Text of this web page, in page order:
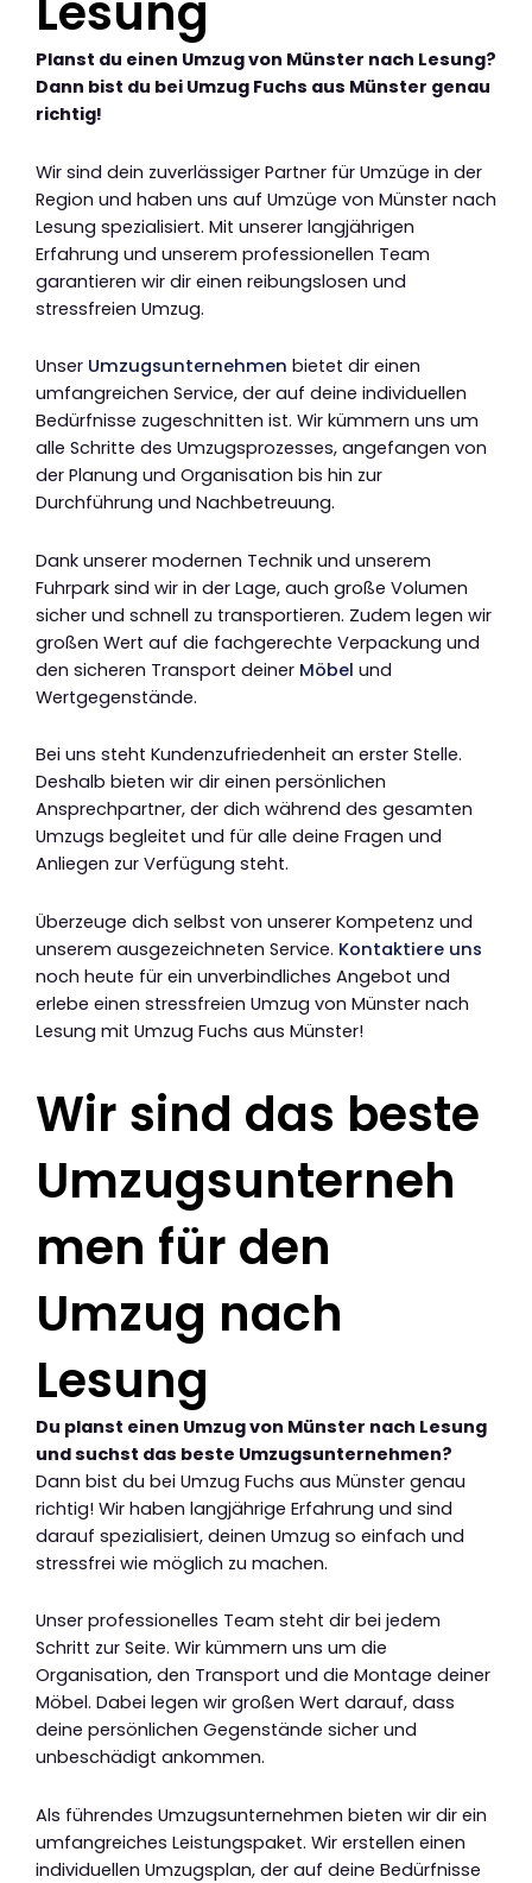
Lesung
Planst du einen Umzug von Münster nach Lesung?
Dann bist du bei Umzug Fuchs aus Münster genau
richtig!
Wir sind dein zuverlässiger Partner für Umzüge in der
Region und haben uns auf Umzüge von Münster nach
Lesung spezialisiert. Mit unserer langjährigen
Erfahrung und unserem professionellen Team
garantieren wir dir einen reibungslosen und
stressfreien Umzug.
Unser Umzugsunternehmen bietet dir einen
umfangreichen Service, der auf deine individuellen
Bedürfnisse zugeschnitten ist. Wir kümmern uns um
alle Schritte des Umzugsprozesses, angefangen von
der Planung und Organisation bis hin zur
Durchführung und Nachbetreuung.
Dank unserer modernen Technik und unserem
Fuhrpark sind wir in der Lage, auch große Volumen
sicher und schnell zu transportieren. Zudem legen wir
großen Wert auf die fachgerechte Verpackung und
den sicheren Transport deiner Möbel und
Wertgegenstände.
Bei uns steht Kundenzufriedenheit an erster Stelle.
Deshalb bieten wir dir einen persönlichen
Ansprechpartner, der dich während des gesamten
Umzugs begleitet und für alle deine Fragen und
Anliegen zur Verfügung steht.
Überzeuge dich selbst von unserer Kompetenz und
unserem ausgezeichneten Service. Kontaktiere uns
noch heute für ein unverbindliches Angebot und
erlebe einen stressfreien Umzug von Münster nach
Lesung mit Umzug Fuchs aus Münster!
Wir sind das beste
Umzugsunterneh
men für den
Umzug nach
Lesung
Du planst einen Umzug von Münster nach Lesung
und suchst das beste Umzugsunternehmen?
Dann bist du bei Umzug Fuchs aus Münster genau
richtig! Wir haben langjährige Erfahrung und sind
darauf spezialisiert, deinen Umzug so einfach und
stressfrei wie möglich zu machen.
Unser professionelles Team steht dir bei jedem
Schritt zur Seite. Wir kümmern uns um die
Organisation, den Transport und die Montage deiner
Möbel. Dabei legen wir großen Wert darauf, dass
deine persönlichen Gegenstände sicher und
unbeschädigt ankommen.
Als führendes Umzugsunternehmen bieten wir dir ein
umfangreiches Leistungspaket. Wir erstellen einen
individuellen Umzugsplan, der auf deine Bedürfnisse